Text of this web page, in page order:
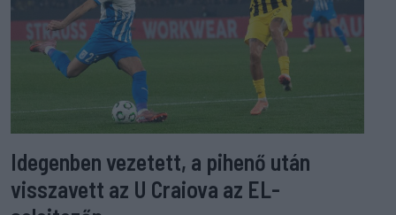
Idegenben vezetett, a pihenő után
visszavett az U Craiova az EL-